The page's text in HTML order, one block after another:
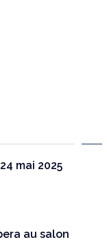
mai 2025
au salon